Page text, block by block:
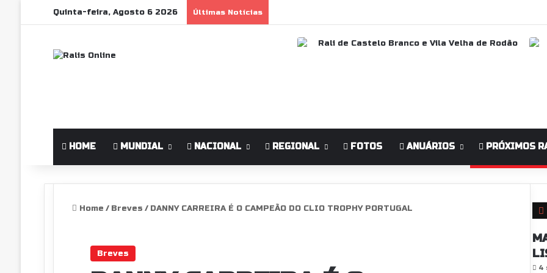
Quinta-feira, Agosto 6 2026 Últimas Notícias
HOME MUNDIAL NACIONAL REGIONAL FOTOS ANUÁRIOS PRÓXIMOS
Home / Breves / DANNY CARREIRA É O CAMPEÃO DO CLIO TROPHY PORTUGAL
Breves
4